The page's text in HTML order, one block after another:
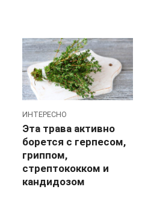
ИНТЕРЕСНО
Эта трава активно
борется с герпесом,
гриппом,
стрептококком и
кандидозом